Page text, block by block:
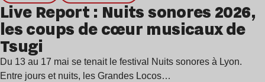
Live Report : Nuits sonores 2026,
les coups de cœur musicaux de
Tsugi
Du 13 au 17 mai se tenait le festival Nuits sonores à Lyon.
Entre jours et nuits, les Grandes Locos…